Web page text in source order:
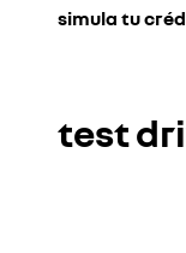
simula tu
test